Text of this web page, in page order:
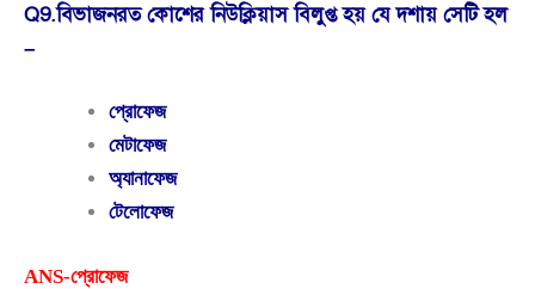
Q9.বিভাজনরত কোশের নিউক্লিয়াস বিলুপ্ত হয় যে দশায় সেটি হল
–
প্রোফেজ
মেটাফেজ
অ্যানাফেজ
টেলোফেজ
ANS-প্রোফেজ